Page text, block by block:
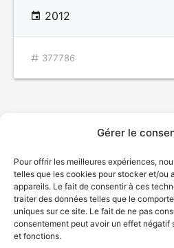
Gérer le
Pour offrir les meilleures expériences,
telles que les cookies pour stocker et/ou
appareils. Le fait de consentir à ces
traiter des données telles que le
uniques sur ce site. Le fait de ne pas
consentement peut avoir un effet négatif
et fonctions.
2012
377786
© Gouvernement du